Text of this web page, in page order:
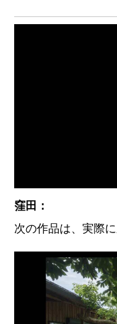
窪田：
次の作品は、実際